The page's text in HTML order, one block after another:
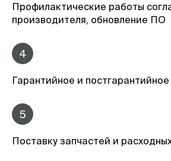
Профилактические работы
производителя, обновление ПО
4
Гарантийное и
5
Поставку запчастей и